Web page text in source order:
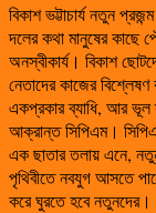
বিকাশ ভট্টাচার্য নতুন
দলের কথা মানুষের কাছে
অনস্বীকার্য। বিকাশ
নেতাদের কাজের
একপ্রকার ব্যাধি, আর ভূল
আক্রান্ত সিপিএম।
এক ছাতার তলায় এনে,
পৃথিবীতে নবযুগ আসতে
করে ঘুরতে হবে